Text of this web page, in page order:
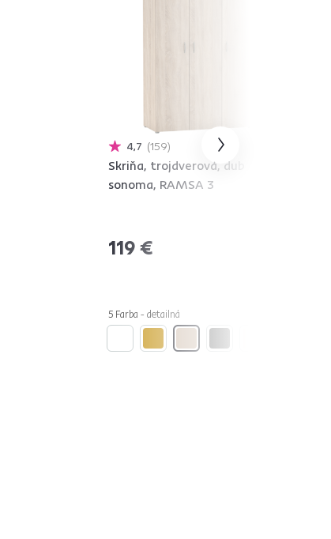
4,7 159
Skriňa, trojdverová, dub
sonoma, RAMSA 3
119 €
5 Farba - detailná